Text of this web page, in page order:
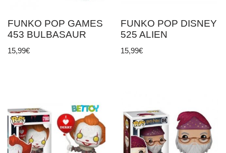
FUNKO POP GAMES
453 BULBASAUR
15,99€
FUNKO POP DISNEY
525 ALIEN
15,99€